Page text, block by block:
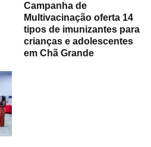
Campanha de
Multivacinação oferta 14
tipos de imunizantes para
crianças e adolescentes
em Chã Grande